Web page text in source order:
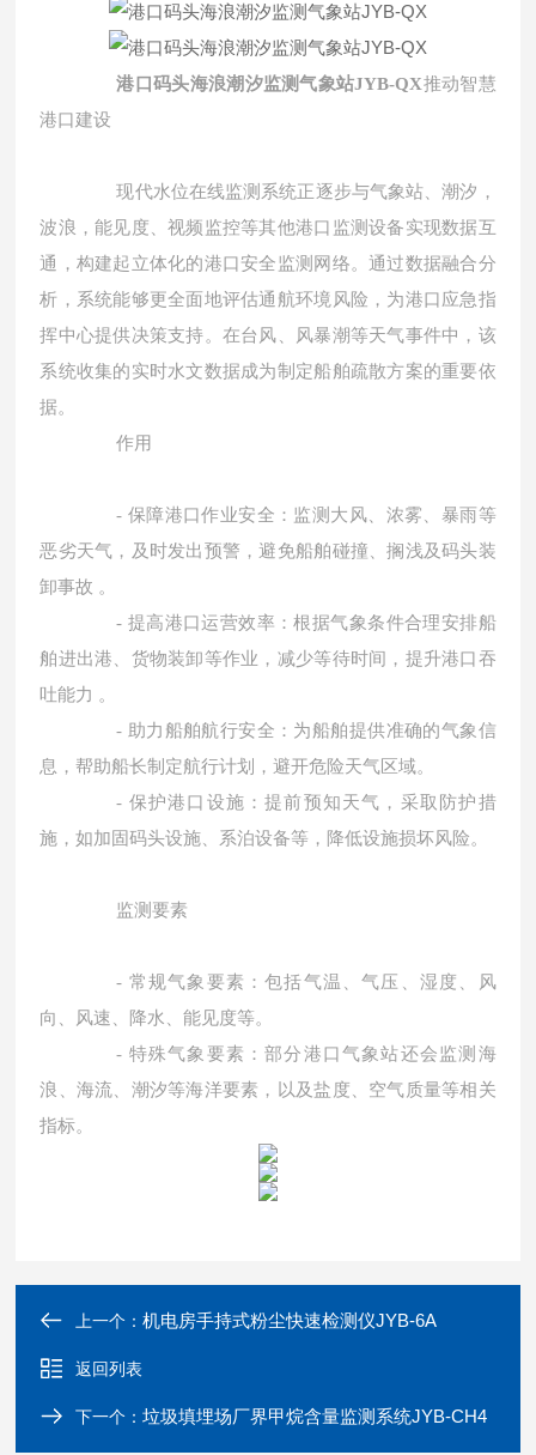
港口码头海浪潮汐监测气象站JYB-QX推动智慧
港口建设
现代水位在线监测系统正逐步与气象站、潮汐，
波浪，能见度 、视频监控等其他港口监测设备实现数据互
通，构建起立体化的港口安全监测网络。通过数据融合分
析，系统能够更全面地评估通航环境风险，为港口应急指
挥中心提供决策支持。在台风、风暴潮等天气事件中，该
系统收集的实时水文数据成为制定船舶疏散方案的重要依
据。
作用
- 保障港口作业安全：监测大风、浓雾、暴雨等
恶劣天气，及时发出预警，避免船舶碰撞、搁浅及码头装
卸事故 。
- 提高港口运营效率：根据气象条件合理安排船
舶进出港、货物装卸等作业，减少等待时间，提升港口吞
吐能力 。
- 助力船舶航行安全：为船舶提供准确的气象信
息，帮助船长制定航行计划，避开危险天气区域。
- 保护港口设施：提前预知天气，采取防护措
施，如加固码头设施、系泊设备等，降低设施损坏风险。
监测要素
- 常规气象要素：包括气温、气压、湿度、风
向、风速、降水、能见度等。
- 特殊气象要素：部分港口气象站还会监测海
浪、海流、潮汐等海洋要素，以及盐度、空气质量等相关
指标。
上一个：机电房手持式粉尘快速检测仪JYB-6A
返回列表
下一个：垃圾填埋场厂界甲烷含量监测系统JYB-CH4